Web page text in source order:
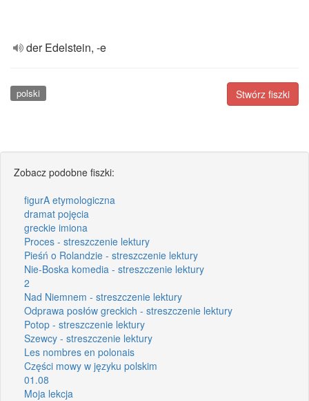
der Edelstein, -e
Stwórz fiszki
polski
Zobacz podobne fiszki:
figurA etymologiczna
dramat pojęcia
greckie imiona
Proces - streszczenie lektury
Pieśń o Rolandzie - streszczenie lektury
Nie-Boska komedia - streszczenie lektury
2
Nad Niemnem - streszczenie lektury
Odprawa posłów greckich - streszczenie lektury
Potop - streszczenie lektury
Szewcy - streszczenie lektury
Les nombres en polonais
Części mowy w języku polskim
01.08
Moja lekcja